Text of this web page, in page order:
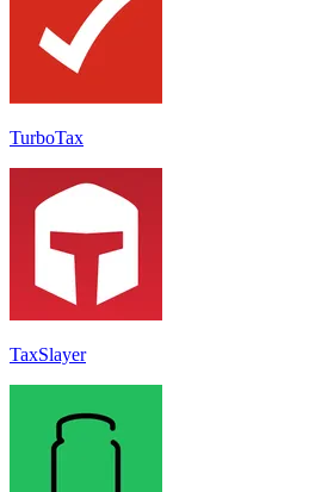
TurboTax
TaxSlayer